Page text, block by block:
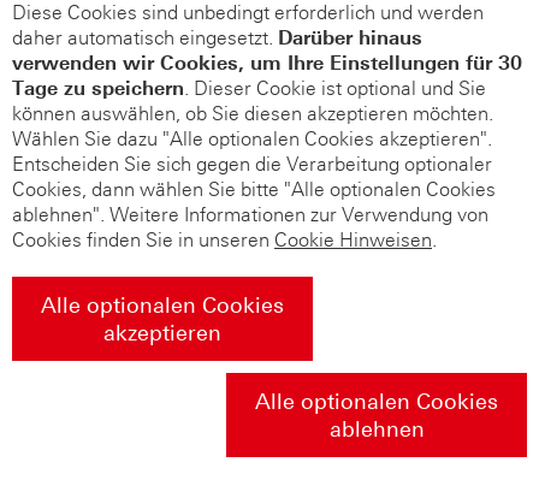
Diese Cookies sind unbedingt erforderlich und werden
daher automatisch eingesetzt. Darüber hinaus
verwenden wir Cookies, um Ihre Einstellungen für 30
Tage zu speichern. Dieser Cookie ist optional und Sie
können auswählen, ob Sie diesen akzeptieren möchten.
Wählen Sie dazu "Alle optionalen Cookies akzeptieren".
Entscheiden Sie sich gegen die Verarbeitung optionaler
Cookies, dann wählen Sie bitte "Alle optionalen Cookies
ablehnen". Weitere Informationen zur Verwendung von
Cookies finden Sie in unseren Cookie Hinweisen.
Alle optionalen Cookies
akzeptieren
Alle optionalen Cookies
ablehnen